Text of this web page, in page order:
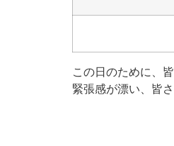
この日のために、
緊張感が漂い、皆